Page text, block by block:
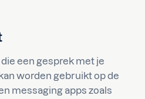
een gesprek met je
worden gebruikt op de
messaging apps zoals